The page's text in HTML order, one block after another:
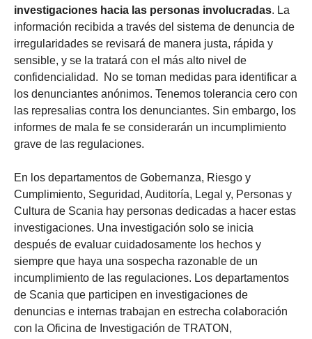
investigaciones hacia las personas involucradas. La
información recibida a través del sistema de denuncia de
irregularidades se revisará de manera justa, rápida y
sensible, y se la tratará con el más alto nivel de
confidencialidad. No se toman medidas para identificar a
los denunciantes anónimos. Tenemos tolerancia cero con
las represalias contra los denunciantes. Sin embargo, los
informes de mala fe se considerarán un incumplimiento
grave de las regulaciones.
En los departamentos de Gobernanza, Riesgo y
Cumplimiento, Seguridad, Auditoría, Legal y, Personas y
Cultura de Scania hay personas dedicadas a hacer estas
investigaciones. Una investigación solo se inicia
después de evaluar cuidadosamente los hechos y
siempre que haya una sospecha razonable de un
incumplimiento de las regulaciones. Los departamentos
de Scania que participen en investigaciones de
denuncias e internas trabajan en estrecha colaboración
con la Oficina de Investigación de TRATON,